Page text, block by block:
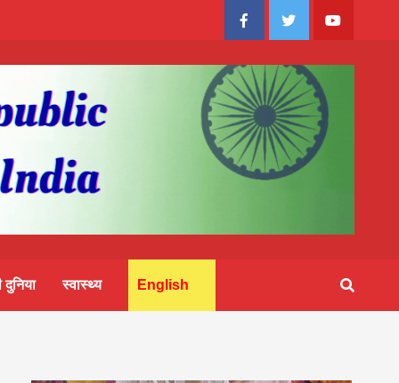
FacebookTwitter Youtube
स्वास्थ्य English